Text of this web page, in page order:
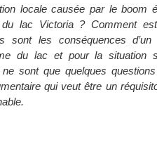
locale causée par le boom
lac Victoria ? Comment
sont les conséquences d’un
du lac et pour la situation
sont que quelques
qui veut être un